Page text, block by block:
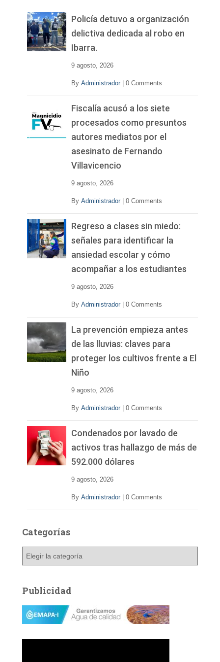
Policía detuvo a organización
delictiva dedicada al robo en
Ibarra.
9 agosto, 2026
By Administrador 0 Comments
Fiscalía acusó a los siete
procesados como presuntos
autores mediatos por el
asesinato de Fernando
Villavicencio
9 agosto, 2026
By Administrador 0 Comments
Regreso a clases sin miedo:
señales para identificar la
ansiedad escolar y cómo
acompañar a los estudiantes
9 agosto, 2026
By Administrador 0 Comments
La prevención empieza antes
de las lluvias: claves para
proteger los cultivos frente a El
Niño
9 agosto, 2026
By Administrador 0 Comments
Condenados por lavado de
activos tras hallazgo de más de
592.000 dólares
9 agosto, 2026
By Administrador 0 Comments
Categorías
g
o
a
Publicidad